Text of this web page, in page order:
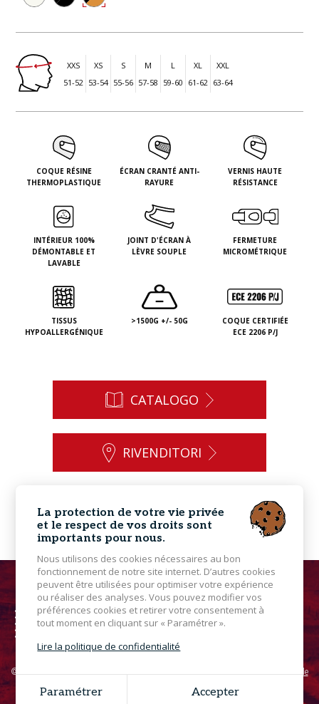
XXS
51-52
XS
53-54
S
55-56
M
57-58
L
59-60
XL
61-62
XXL
63-64
COQUE RÉSINE
THERMOPLASTIQUE
ÉCRAN CRANTÉ ANTI-
RAYURE
VERNIS HAUTE
RÉSISTANCE
INTÉRIEUR 100%
DÉMONTABLE ET
LAVABLE
JOINT D'ÉCRAN À
LÈVRE SOUPLE
FERMETURE
MICROMÉTRIQUE
TISSUS
HYPOALLERGÉNIQUE
>1500G +/- 50G
COQUE CERTIFIÉE
ECE 2206 P/J
CATALOGO
RIVENDITORI
CONTATTO
© 2026 Powersports - Tutti i diritti riservati - Foto non contrattuale -Avviso legale
Grouplive - Creazione del sito web Bretagna
La protection de votre vie privée
et le respect de vos droits sont
importants pour nous.
Nous utilisons des cookies nécessaires au bon
fonctionnement de notre site internet. D’autres cookies
peuvent être utilisées pour optimiser votre expérience
ou réaliser des analyses. Vous pouvez modifier vos
préférences cookies et retirer votre consentement à
tout moment en cliquant sur « Paramétrer ».
Lire la politique de confidentialité
Paramétrer Accepter